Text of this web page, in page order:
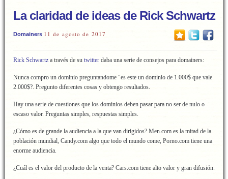
La claridad de ideas de Rick Schwartz
Domainers 11 de agosto de 2017
Rick Schwartz a través de su twitter daba una serie de consejos para domainers:
Nunca compro un dominio preguntandome "es este un dominio de 1.000$ que vale
2.000$?. Pregunto diferentes cosas y obtengo resultados.
Hay una serie de cuestiones que los dominios deben pasar para no ser de nulo o
escaso valor. Preguntas simples, respuestas simples.
¿Cómo es de grande la audiencia a la que van dirigidos? Men.com es la mitad de la
población mundial, Candy.com algo que todo el mundo come, Porno.com tiene una
enorme audiencia.
¿Cuál es el valor del producto de la venta? Cars.com tiene alto valor y gran difusión.